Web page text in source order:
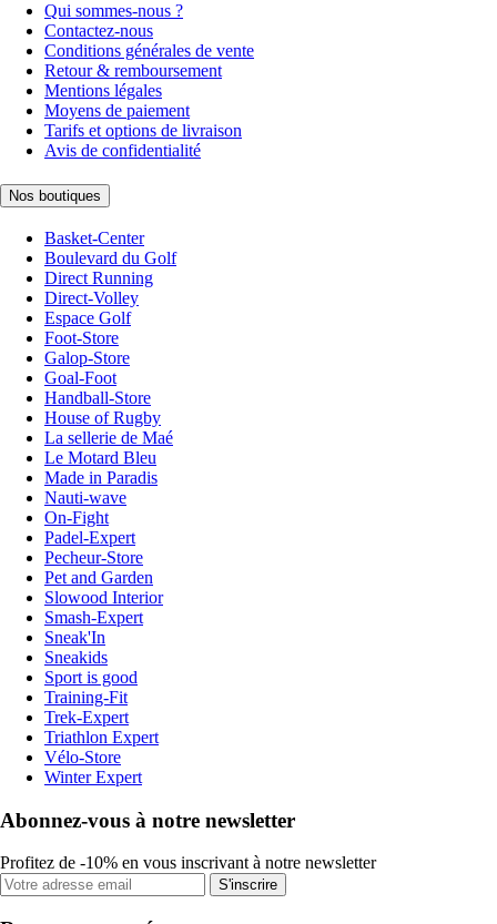
Qui sommes-nous ?
Contactez-nous
Conditions générales de vente
Retour & remboursement
Mentions légales
Moyens de paiement
Tarifs et options de livraison
Avis de confidentialité
Nos boutiques
Basket-Center
Boulevard du Golf
Direct Running
Direct-Volley
Espace Golf
Foot-Store
Galop-Store
Goal-Foot
Handball-Store
House of Rugby
La sellerie de Maé
Le Motard Bleu
Made in Paradis
Nauti-wave
On-Fight
Padel-Expert
Pecheur-Store
Pet and Garden
Slowood Interior
Smash-Expert
Sneak'In
Sneakids
Sport is good
Training-Fit
Trek-Expert
Triathlon Expert
Vélo-Store
Winter Expert
Abonnez-vous à notre newsletter
Profitez de -10% en vous inscrivant à notre newsletter
S'inscrire